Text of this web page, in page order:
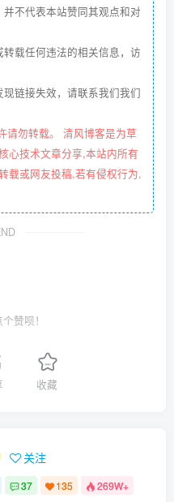
不代表本站赞同其观点和对
载任何违法的相关信息，访
链接失效，请联系我们我们
请勿转载。 清风博客是为草
心技术文章分享,本站内所有
载或网友投稿,若有侵权行为,
赞呗！
收藏
关注
37 135 269W+